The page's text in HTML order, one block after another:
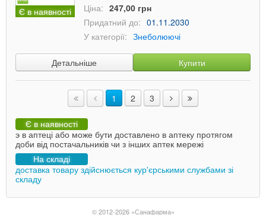
Є в наявності
Ціна: 247,00 грн
Придатний до: 01.11.2030
У категорії: Знеболюючі
Детальніше Купити
1 2 3
Є в наявності
э в аптеці або може бути доставлено в аптеку протягом
доби від постачальників чи з інших аптек мережі
На складі
доставка товару здійснюється кур'єрськими службами зі
складу
© 2012-2026 «Санафарма»